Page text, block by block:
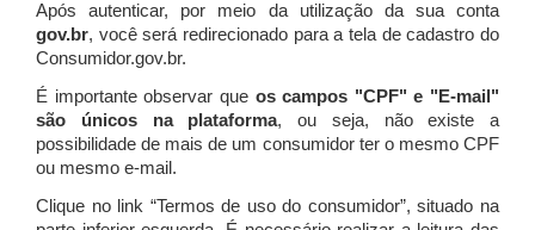
Após autenticar, por meio da utilização da sua conta
gov.br, você será redirecionado para a tela de cadastro do
Consumidor.gov.br.
É importante observar que os campos "CPF" e "E-mail"
são únicos na plataforma, ou seja, não existe a
possibilidade de mais de um consumidor ter o mesmo CPF
ou mesmo e-mail.
Clique no link “Termos de uso do consumidor”, situado na